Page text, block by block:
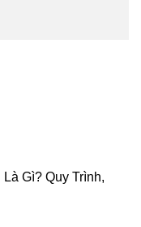
Gì? Quy Trình,